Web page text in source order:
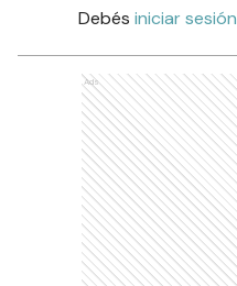
Debés iniciar sesión
Ads